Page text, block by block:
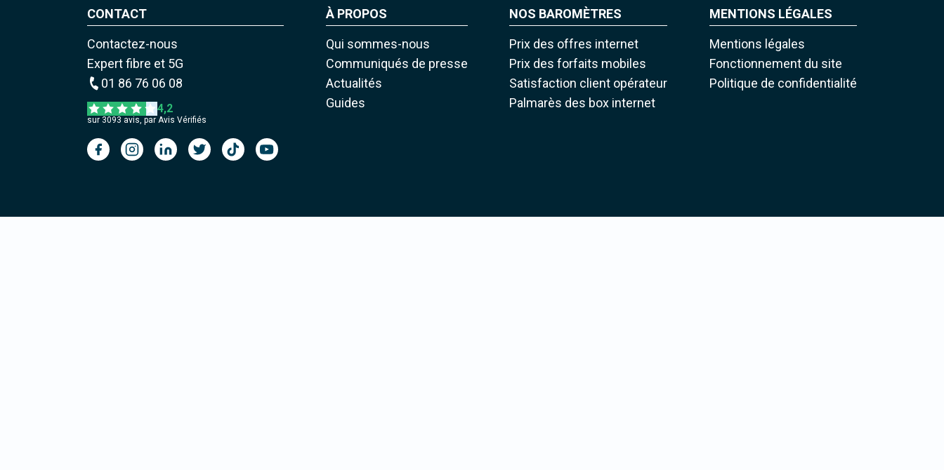
CONTACT
Contactez-nous
Expert fibre et 5G
01 86 76 06 08
4,2
sur 3093 avis, par Avis Vérifiés
À PROPOS
Qui sommes-nous
Communiqués de presse
Actualités
Guides
NOS BAROMÈTRES
Prix des offres internet
Prix des forfaits mobiles
Satisfaction client opérateur
Palmarès des box internet
MENTIONS LÉGALES
Mentions légales
Fonctionnement du site
Politique de confidentialité